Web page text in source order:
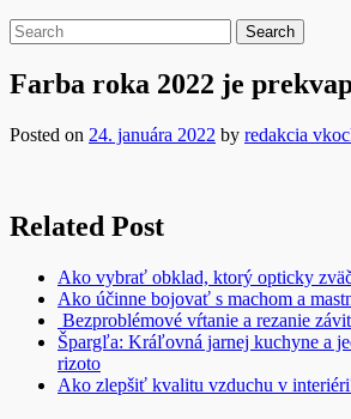
Farba roka 2022 je
Posted on 24. januára 2022 by redakcia
Related Post
Ako vybrať obklad, ktorý opticky
Ako účinne bojovať s machom a
Bezproblémové vŕtanie a rezanie
Špargľa: Kráľovná jarnej kuchyne a
rizoto
Ako zlepšiť kvalitu vzduchu v